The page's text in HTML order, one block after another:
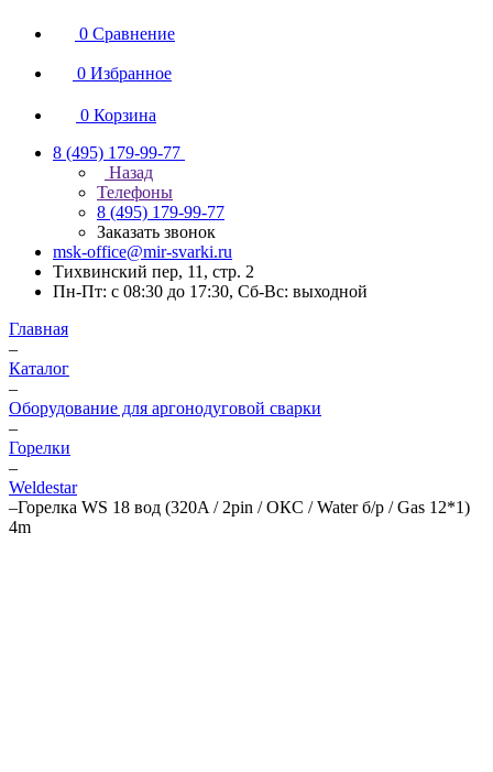
0 Сравнение
0 Избранное
0 Корзина
8 (495) 179-99-77
Назад
Телефоны
8 (495) 179-99-77
Заказать звонок
msk-office@mir-svarki.ru
Тихвинский пер, 11, стр. 2
Пн-Пт: с 08:30 до 17:30, Сб-Вс: выходной
Главная
–
Каталог
–
Оборудование для аргонодуговой сварки
–
Горелки
–
Weldestar
–Горелка WS 18 вод (320A / 2pin / ОКС / Water б/р / Gas 12*1)
4m